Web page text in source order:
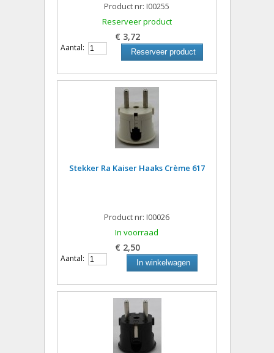
Product nr: I00255
Reserveer product
€ 3,72
Aantal: Reserveer product
Stekker Ra Kaiser Haaks Crème 617
Product nr: I00026
In voorraad
€ 2,50
Aantal: In winkelwagen